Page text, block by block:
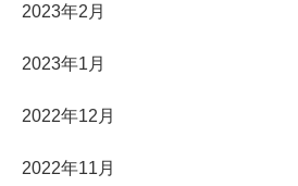
2023年2月
2023年1月
2022年12月
2022年11月